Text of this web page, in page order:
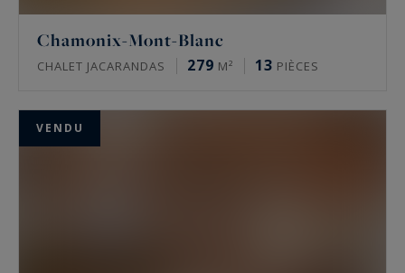
Chamonix-Mont-Blanc
CHALET JACARANDAS 279 M² 13 PIÈCES
VENDU